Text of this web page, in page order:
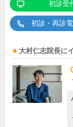
初診受
初診・再診
大村仁志院長に